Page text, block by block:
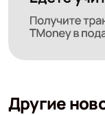
Другие